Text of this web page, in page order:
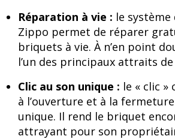
Réparation à vie : le
Zippo permet de réparer
briquets à vie. À n’en point
l’un des principaux attraits
Clic au son unique : le « clic
à l’ouverture et à la
unique. Il rend le briquet
attrayant pour son